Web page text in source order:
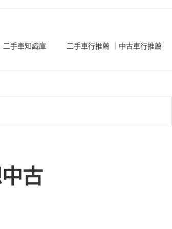
二手車知識庫 二手車行推薦 ｜中古車行推薦
古